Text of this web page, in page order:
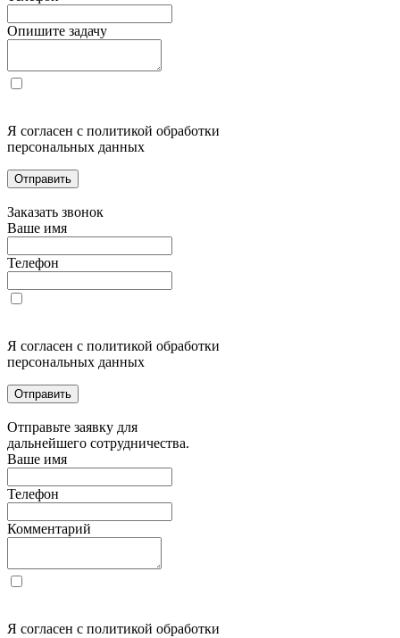
Опишите задачу
Я согласен с политикой обработки
персональных данных
Отправить
Заказать звонок
Ваше имя
Телефон
Я согласен с политикой обработки
персональных данных
Отправить
Отправьте заявку для
дальнейшего сотрудничества.
Ваше имя
Телефон
Комментарий
Я согласен с политикой обработки